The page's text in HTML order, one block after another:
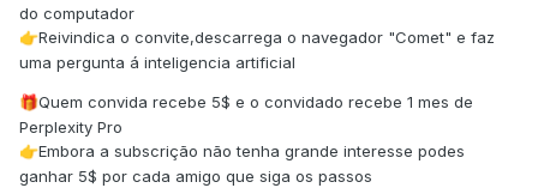
do computador
👉Reivindica o convite,descarrega o navegador "Comet" e faz
uma pergunta á inteligencia artificial
🎁Quem convida recebe 5$ e o convidado recebe 1 mes de
Perplexity Pro
👉Embora a subscrição não tenha grande interesse podes
ganhar 5$ por cada amigo que siga os passos